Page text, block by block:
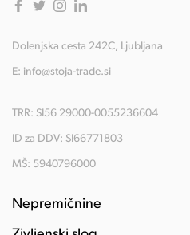
Dolenjska cesta 242C, Ljubljana
E: info@stoja-trade.si
TRR: SI56 29000-0055236604
ID za DDV: SI66771803
MŠ: 5940796000
Nepremičnine